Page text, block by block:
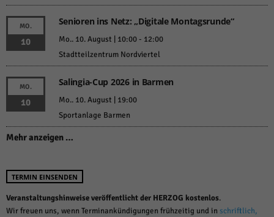
MO.
10
Senioren ins Netz: „Digitale Montagsrunde“
Mo.. 10. August | 10:00- 12:00
Stadtteilzentrum Nordviertel
MO.
10
Salingia-Cup 2026 in Barmen
Mo.. 10. August | 19:00
Sportanlage Barmen
Mehr anzeigen …
TERMIN EINSENDEN
Veranstaltungshinweise veröffentlicht der HERZOG kostenlos.
Wir freuen uns, wenn Terminankündigungen frühzeitig und in schriftlich,